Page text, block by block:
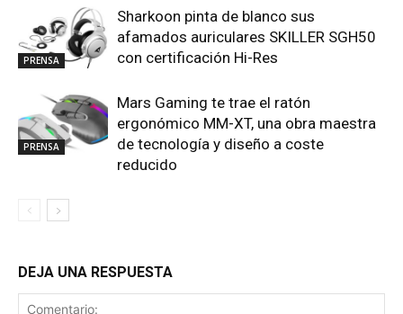
PRENSA
Sharkoon pinta de blanco sus
afamados auriculares SKILLER SGH50
con certificación Hi-Res
PRENSA
Mars Gaming te trae el ratón
ergonómico MM-XT, una obra maestra
de tecnología y diseño a coste
reducido
DEJA UNA RESPUESTA